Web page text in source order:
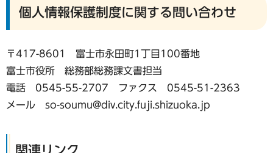
個人情報保護制度に関する問い合わせ
〒417-8601 富士市永田町1丁目100番地
富士市役所 総務部総務課文書担当
電話 0545-55-2707 ファクス 0545-51-2363
メール so-soumu@div.city.fuji.shizuoka.jp
関連リンク